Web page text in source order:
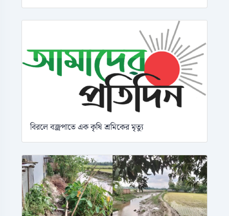
বিরলে বজ্রপাতে এক কৃষি শ্রমিকের মৃত্যু